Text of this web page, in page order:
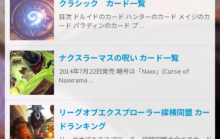
クラシック カード一覧
目次 ドルイドのカード ハンターのカード メイジのカ
ード パラディンのカード プ ...
ナクスラーマスの呪い カード一覧
2014年7月22日発売 略号は「Naxx」(Curse of
Naxxrama ...
リーグオブエクスプローラー探検同盟 カー
ドランキング